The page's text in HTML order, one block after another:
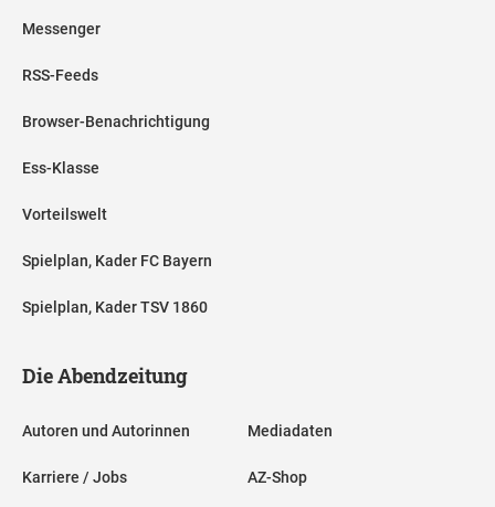
Messenger
RSS-Feeds
Browser-Benachrichtigung
Ess-Klasse
Vorteilswelt
Spielplan, Kader FC Bayern
Spielplan, Kader TSV 1860
Die Abendzeitung
Autoren und Autorinnen
Karriere / Jobs
Mediadaten
AZ-Shop